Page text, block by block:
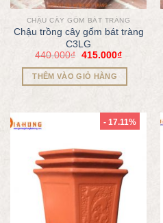
CHẬU CÂY GỐM BÁT TRÀNG
Chậu trồng cây gốm bát tràng
C3LG
440.000₫ 415.000₫
THÊM VÀO GIỎ HÀNG
- 17.11%